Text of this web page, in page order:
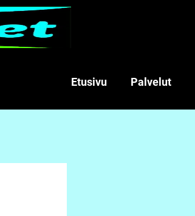
Etusivu Palvelut